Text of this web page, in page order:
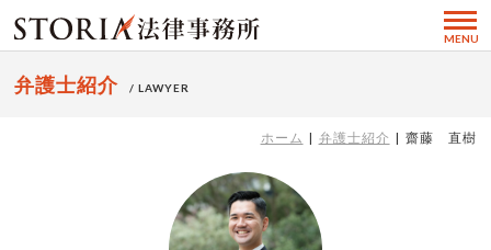
MENU
弁護士紹介 / LAWYER
ホーム 弁護士紹介 齋藤 直樹